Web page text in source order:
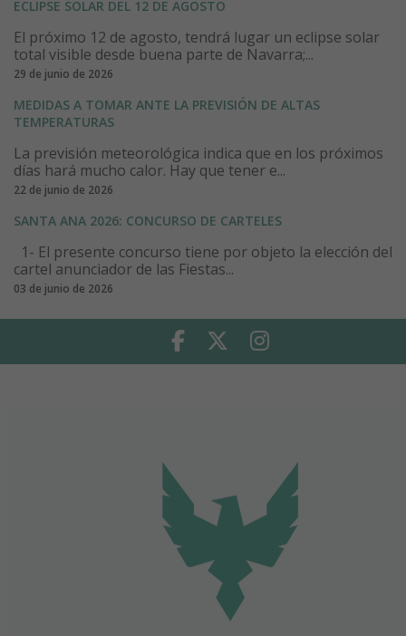
ECLIPSE SOLAR DEL 12 DE AGOSTO
El próximo 12 de agosto, tendrá lugar un eclipse solar
total visible desde buena parte de Navarra;...
29 de junio de 2026
MEDIDAS A TOMAR ANTE LA PREVISIÓN DE ALTAS
TEMPERATURAS
La previsión meteorológica indica que en los próximos
días hará mucho calor. Hay que tener e...
22 de junio de 2026
SANTA ANA 2026: CONCURSO DE CARTELES
1- El presente concurso tiene por objeto la elección del
cartel anunciador de las Fiestas...
03 de junio de 2026
Facebook Twitter Instagram